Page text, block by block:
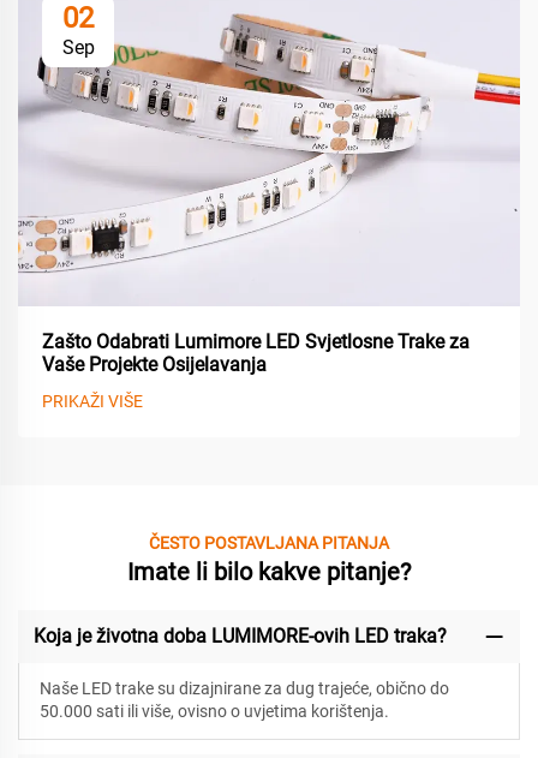
02
Sep
Zašto Odabrati Lumimore LED Svjetlosne Trake za
Vaše Projekte Osijelavanja
PRIKAŽI VIŠE
ČESTO POSTAVLJANA PITANJA
Imate li bilo kakve pitanje?
Koja je životna doba LUMIMORE-ovih LED traka?
Naše LED trake su dizajnirane za dug trajeće, obično do
50.000 sati ili više, ovisno o uvjetima korištenja.